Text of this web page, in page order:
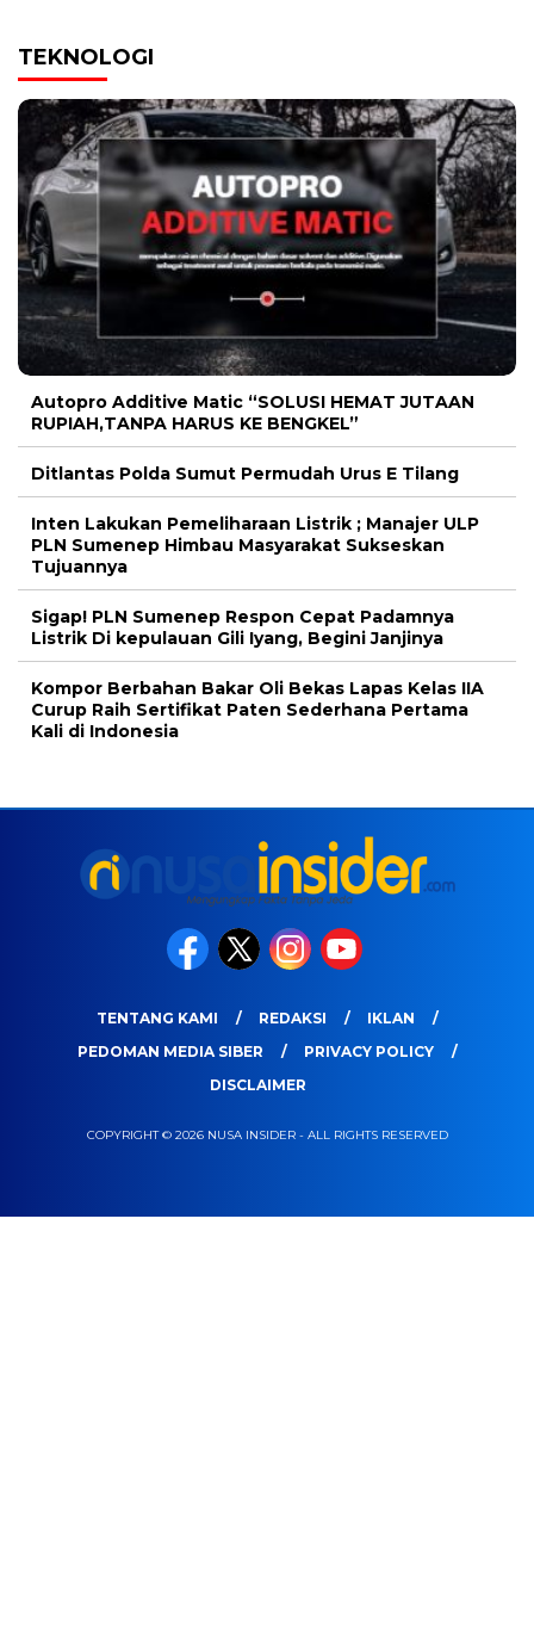
TEKNOLOGI
Autopro Additive Matic “SOLUSI HEMAT JUTAAN
RUPIAH,TANPA HARUS KE BENGKEL”
Ditlantas Polda Sumut Permudah Urus E Tilang
Inten Lakukan Pemeliharaan Listrik ; Manajer ULP
PLN Sumenep Himbau Masyarakat Sukseskan
Tujuannya
Sigap! PLN Sumenep Respon Cepat Padamnya
Listrik Di kepulauan Gili Iyang, Begini Janjinya
Kompor Berbahan Bakar Oli Bekas Lapas Kelas IIA
Curup Raih Sertifikat Paten Sederhana Pertama
Kali di Indonesia
TENTANG KAMI REDAKSI
IKLAN
PEDOMAN MEDIA SIBER
PRIVACY POLICY
DISCLAIMER
COPYRIGHT © 2026 NUSA INSIDER - ALL RIGHTS RESERVED